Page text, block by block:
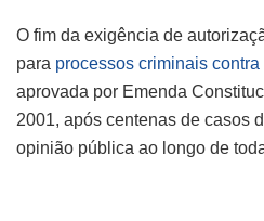
O fim da exigência de
para processos criminais
aprovada por Emenda
2001, após centenas de casos
opinião pública ao longo de